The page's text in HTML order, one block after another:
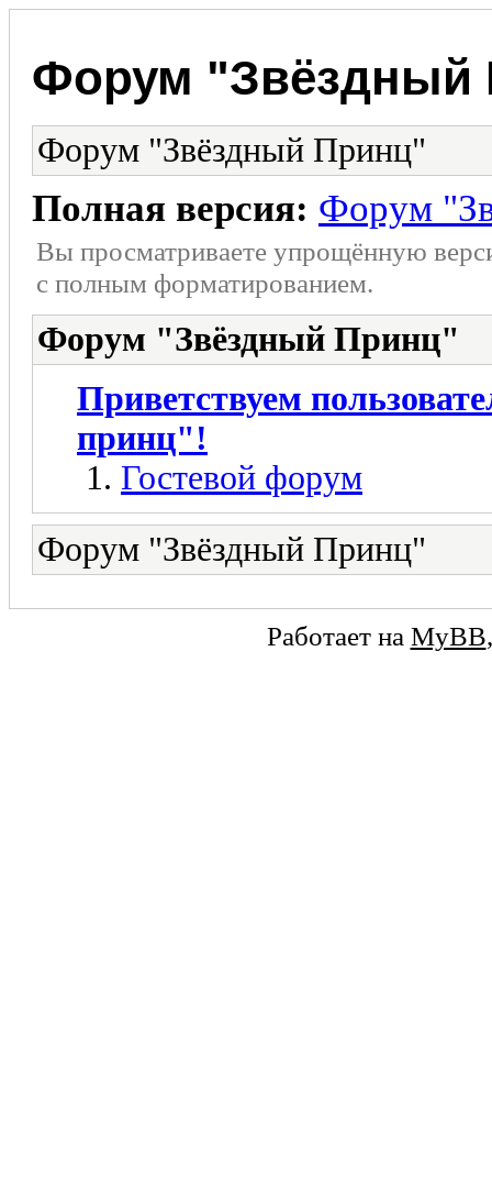
Форум "Звёздный
Форум "Звёздный Принц"
Полная версия: Форум
Вы просматриваете упрощённую
с полным форматированием.
Форум "Звёздный Принц"
Приветствуем
принц"!
Гостевой форум
Форум "Звёздный Принц"
Работает на MyBB